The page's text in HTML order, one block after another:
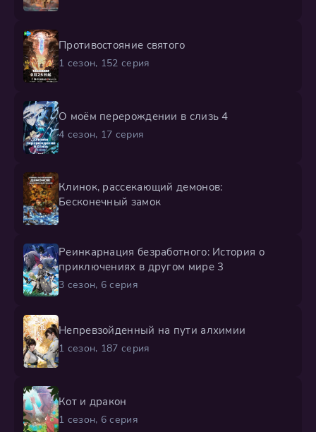
Противостояние святого
1 сезон, 152 серия
О моём перерождении в слизь 4
4 сезон, 17 серия
Клинок, рассекающий демонов:
Бесконечный замок
Реинкарнация безработного: История о
приключениях в другом мире 3
3 сезон, 6 серия
Непревзойденный на пути алхимии
1 сезон, 187 серия
Кот и дракон
1 сезон, 6 серия